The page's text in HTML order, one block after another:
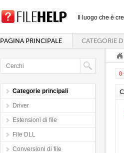
Il luogo che è
PAGINA PRINCIPALE CATEGORIE
Categorie principali
Driver
Estensioni di file
File DLL
Conversioni di file
0